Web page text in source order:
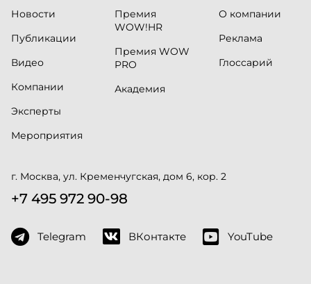
Новости
Публикации
Видео
Компании
Эксперты
Мероприятия
Премия
WOW!HR
Премия WOW
PRO
Академия
О компании
Реклама
Глоссарий
г. Москва, ул. Кременчугская, дом 6, кор. 2
+7 495 972 90-98
Telegram ВКонтакте YouTube